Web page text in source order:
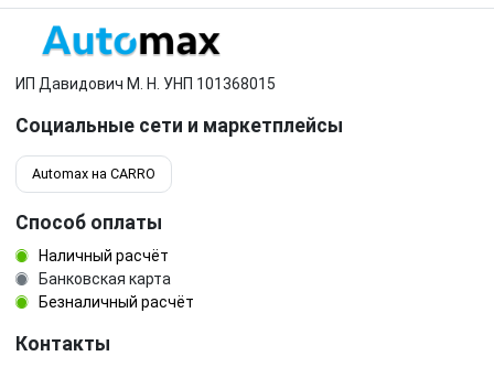
ИП Давидович М. Н. УНП 101368015
Социальные сети и маркетплейсы
Automax на CARRO
Способ оплаты
Наличный расчёт
Банковская карта
Безналичный расчёт
Контакты